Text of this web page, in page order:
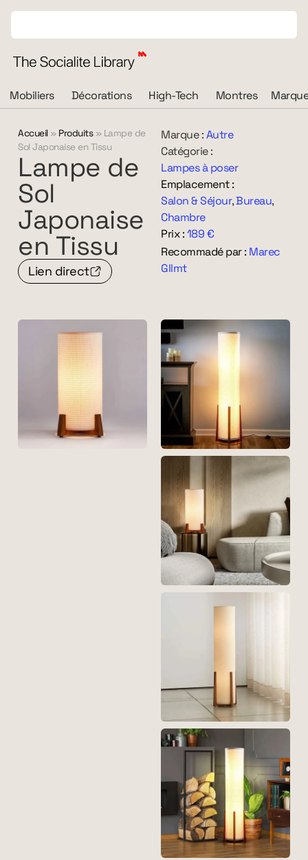
Mobiliers Décorations High-Tech Montres
Accueil» Produits» Lampe de
Sol Japonaise en Tissu
Lampe de
Sol
Japonaise
en Tissu
Lien direct
Marque :Autre
Catégorie :
Lampes à poser
Emplacement :
Salon & Séjour,Bureau,
Chambre
Prix :189 €
Recommadé par : Marec
Gllmt